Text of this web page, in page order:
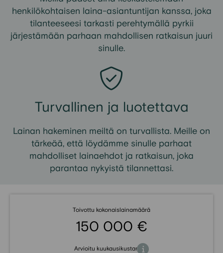
henkilökohtaisen laina-asiantuntijan kanssa, joka
tilanteeseesi tarkasti perehtymällä pyrkii
järjestämään parhaan mahdollisen ratkaisun juuri
sinulle.
Turvallinen ja luotettava
Lainan hakeminen meiltä on turvallista. Meille on
tärkeää, että löydämme sinulle parhaat
mahdolliset lainaehdot ja ratkaisun, joka
parantaa nykyistä tilannettasi.
Toivottu kokonaislainamäärä
150 000 €
Arvioitu kuukausikustannus